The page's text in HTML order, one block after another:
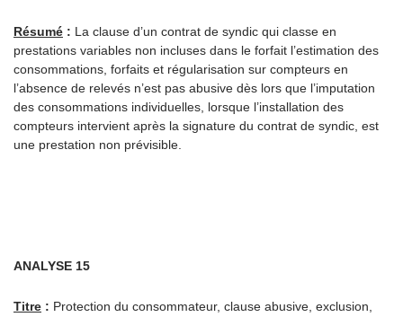
Résumé : La clause d’un contrat de syndic qui classe en
prestations variables non incluses dans le forfait l’estimation des
consommations, forfaits et régularisation sur compteurs en
l’absence de relevés n’est pas abusive dès lors que l’imputation
des consommations individuelles, lorsque l’installation des
compteurs intervient après la signature du contrat de syndic, est
une prestation non prévisible.
ANALYSE 15
Titre : Protection du consommateur, clause abusive, exclusion,